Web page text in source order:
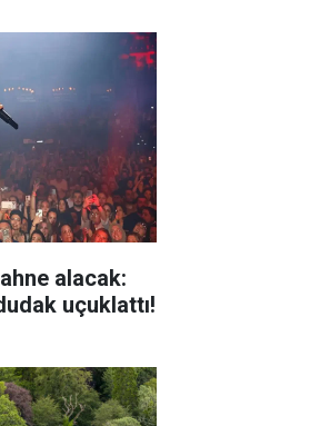
alacak:
uçuklattı!